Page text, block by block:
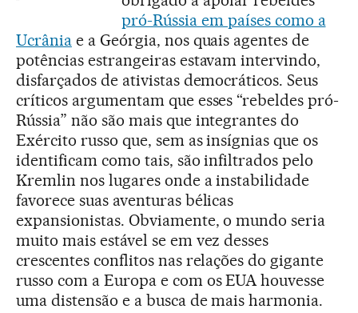
pró-Rússia em países como a
Ucrâniae a Geórgia, nos quais agentes de
potências estrangeiras estavam intervindo,
disfarçados de ativistas democráticos. Seus
críticos argumentam que esses “rebeldes pró-
Rússia” não são mais que integrantes do
Exército russo que, sem as insígnias que os
identificam como tais, são infiltrados pelo
Kremlin nos lugares onde a instabilidade
favorece suas aventuras bélicas
expansionistas. Obviamente, o mundo seria
muito mais estável se em vez desses
crescentes conflitos nas relações do gigante
russo com a Europa e com os EUA houvesse
uma distensão e a busca de mais harmonia.